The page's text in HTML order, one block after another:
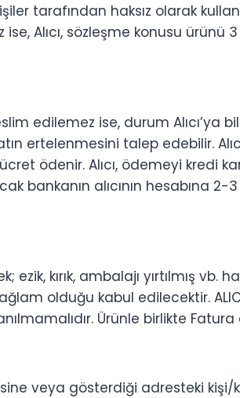
tarafından haksız olarak
Alıcı, sözleşme konusu
edilemez ise, durum Alıcı’ya
ertelenmesini talep edebilir.
ödenir. Alıcı, ödemeyi kredi
bankanın alıcının hesabına
kırık, ambalajı yırtılmış vb.
olduğu kabul edilecektir.
Ürünle birlikte
veya gösterdiği adresteki